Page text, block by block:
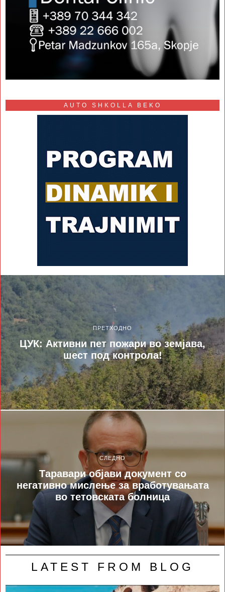
AUTO SHKOLLA BEKO
ПРЕТХОДНО
ЦУК: Активни пет пожари во земјава,
шест под контрола!
СЛЕДНО
Таравари објави документ со
негативно мислење за вработувањата
во тетовската болница
LATEST FROM BLOG